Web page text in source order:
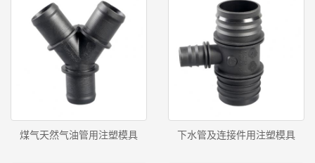
煤气天然气油管用注塑模具 下水管及连接件用注塑模具